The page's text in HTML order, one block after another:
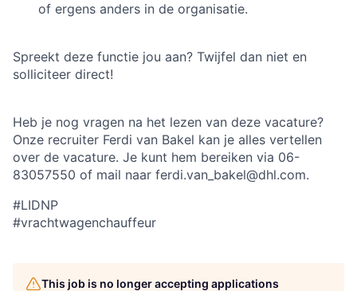
of ergens anders in de organisatie.
Spreekt deze functie jou aan? Twijfel dan niet en
solliciteer direct!
Heb je nog vragen na het lezen van deze vacature?
Onze recruiter Ferdi van Bakel kan je alles vertellen
over de vacature. Je kunt hem bereiken via 06-
83057550 of mail naar ferdi.van_bakel@dhl.com.
#LIDNP
#vrachtwagenchauffeur
This job is no longer accepting applications